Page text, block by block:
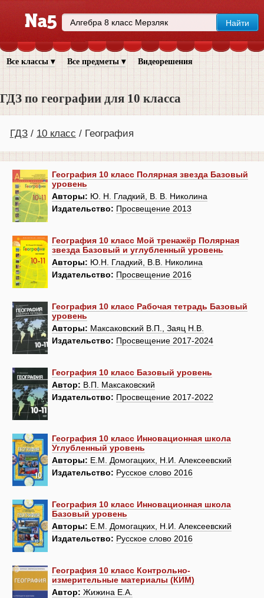
Все классы ▾ Все предметы ▾ Видеорешения
ГДЗ по географии для 10 класса
ГДЗ 10 класс География
География 10 класс Полярная звезда Базовый
уровень
Авторы: Ю. Н. Гладкий, В. В. Николина
Издательство: Просвещение 2013
География 10 класс Мой тренажёр Полярная
звезда Базовый и углубленный уровень
Авторы: Ю.Н. Гладкий, В.В. Николина
Издательство: Просвещение 2016
География 10 класс Рабочая тетрадь Базовый
уровень
Авторы: Максаковский В.П., Заяц Н.В.
Издательство: Просвещение 2017-2024
География 10 класс Базовый уровень
Автор: В.П. Максаковский
Издательство: Просвещение 2017-2022
География 10 класс Инновационная школа
Углубленный уровень
Авторы: Е.М. Домогацких, Н.И. Алексеевский
Издательство: Русское слово 2016
География 10 класс Инновационная школа
Базовый уровень
Авторы: Е.М. Домогацких, Н.И. Алексеевский
Издательство: Русское слово 2016
География 10 класс Контрольно-
измерительные материалы (КИМ)
Автор: Жижина Е.А.